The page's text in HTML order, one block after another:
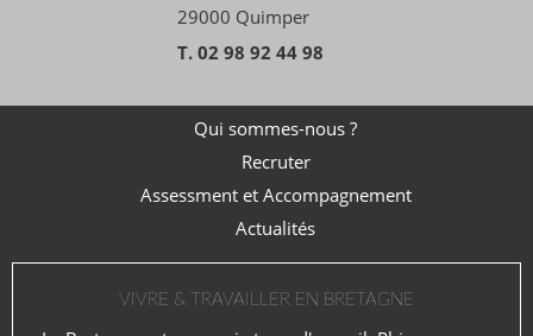
29000 Quimper
T. 02 98 92 44 98
Qui sommes-nous ?
Recruter
Assessment et Accompagnement
Actualités
VIVRE & TRAVAILLER EN BRETAGNE